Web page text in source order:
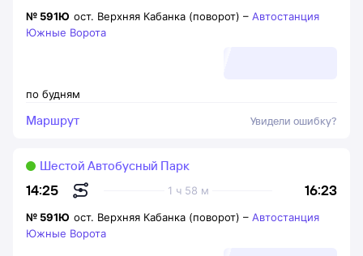
по будням
№ 591Ю ост. Верхняя Кабанка (поворот) – Автостанция
Южные Ворота
Маршрут Увидели ошибку?
14:25 16:23
1 ч 58 м
Шестой Автобусный Парк
№ 591Ю ост. Верхняя Кабанка (поворот) – Автостанция
Южные Ворота